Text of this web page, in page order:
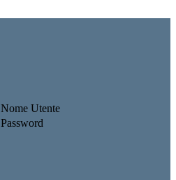
Nome Utente
Password